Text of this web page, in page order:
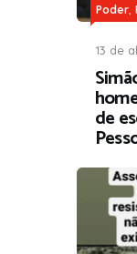
Poder,
13 de
de